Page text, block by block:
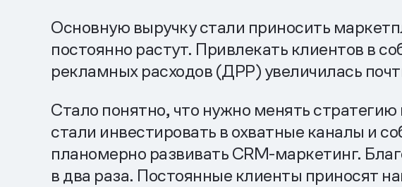
Основную выручку стали приносить
постоянно растут. Привлекать клиентов в
рекламных расходов (ДРР) увеличилась
Стало понятно, что нужно менять
стали инвестировать в охватные каналы и
планомерно развивать CRM-маркетинг.
в два раза. Постоянные клиенты приносят